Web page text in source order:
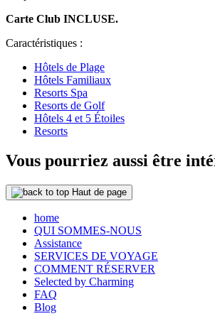
Carte Club INCLUSE.
Caractéristiques :
Hôtels de Plage
Hôtels Familiaux
Resorts Spa
Resorts de Golf
Hôtels 4 et 5 Étoiles
Resorts
Vous pourriez aussi être
Haut de page
home
QUI SOMMES-NOUS
Assistance
SERVICES DE VOYAGE
COMMENT RÉSERVER
Selected by Charming
FAQ
Blog